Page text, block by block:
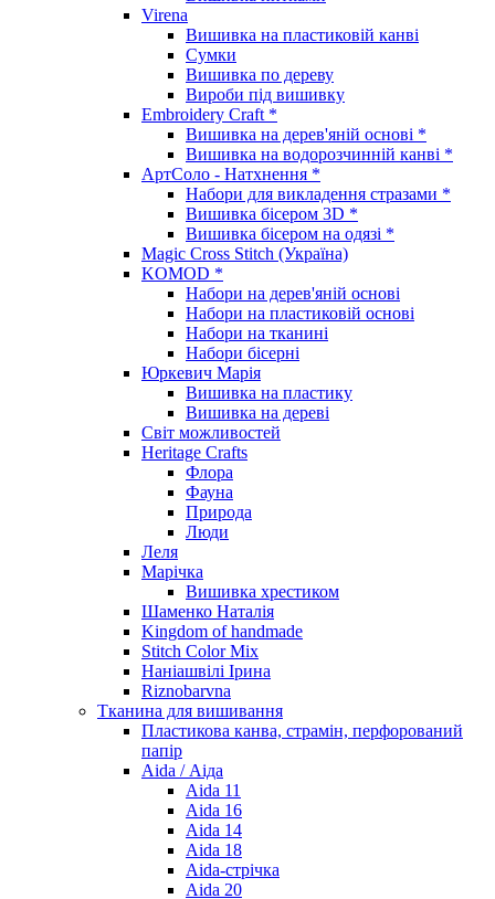
Virena
Вишивка на пластиковій канві
Сумки
Вишивка по дереву
Вироби під вишивку
Embroidery Craft *
Вишивка на дерев'яній основі *
Вишивка на водорозчинній канві *
АртСоло - Натхнення *
Набори для викладення стразами *
Вишивка бісером 3D *
Вишивка бісером на одязі *
Magic Cross Stitch (Україна)
KOMOD *
Набори на дерев'яній основі
Набори на пластиковій основі
Набори на тканині
Набори бісерні
Юркевич Марія
Вишивка на пластику
Вишивка на дереві
Світ можливостей
Heritage Crafts
Флора
Фауна
Природа
Люди
Леля
Марічка
Вишивка хрестиком
Шаменко Наталія
Kingdom of handmade
Stitch Color Mix
Наніашвілі Ірина
Riznobarvna
Тканина для вишивання
Пластикова канва, страмін, перфорований
папір
Aida / Аіда
Aida 11
Aida 16
Aida 14
Aida 18
Aida-стрічка
Aida 20